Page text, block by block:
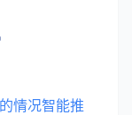
情况智能推